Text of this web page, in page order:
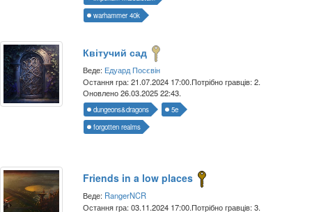
warhammer 40k
Квітучий сад
Веде: Едуард Посєвін
Остання гра: 21.07.2024 17:00.Потрібно гравців: 2.
Оновлено 26.03.2025 22:43.
dungeons&dragons
5e
forgotten realms
Friends in a low places
Веде: RangerNCR
Остання гра: 03.11.2024 17:00.Потрібно гравців: 3.